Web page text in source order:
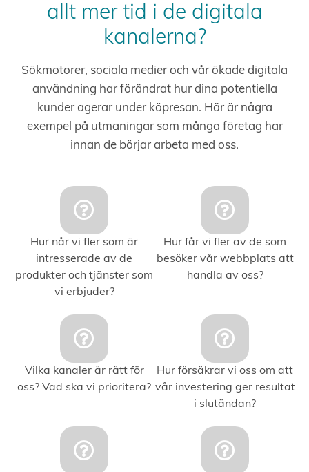
allt mer tid i de digitala
kanalerna?
Sökmotorer, sociala medier och vår ökade digitala
användning har förändrat hur dina potentiella
kunder agerar under köpresan. Här är några
exempel på utmaningar som många företag har
innan de börjar arbeta med oss.
Hur når vi fler som är
intresserade av de
produkter och tjänster som
vi erbjuder?
Hur får vi fler av de som
besöker vår webbplats att
handla av oss?
Vilka kanaler är rätt för
oss? Vad ska vi prioritera?
Hur försäkrar vi oss om att
vår investering ger resultat
i slutändan?